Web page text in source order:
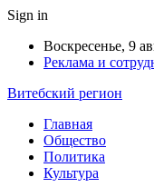
Sign in
Воскресенье, 9
Реклама и
Витебский регион
Главная
Общество
Политика
Культура